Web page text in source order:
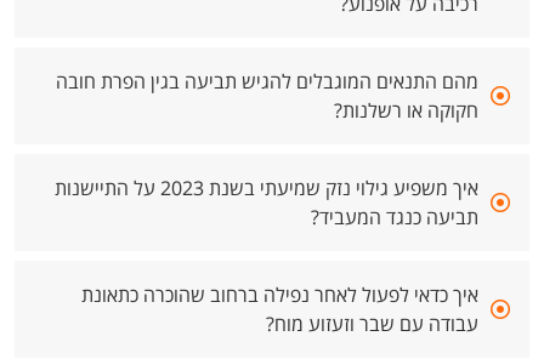
מהם התנאים המוגבלים להגיש תביעה בגין הפרת חובה
חקוקה או רשלנות?
איך משפיע גילוי נזק שמיעתי בשנת 2023 על התיישנות
תביעה כנגד המעביד?
איך כדאי לפעול לאחר נפילה ברחוב שהוכרה כתאונת
עבודה עם שבר וזעזוע מוח?